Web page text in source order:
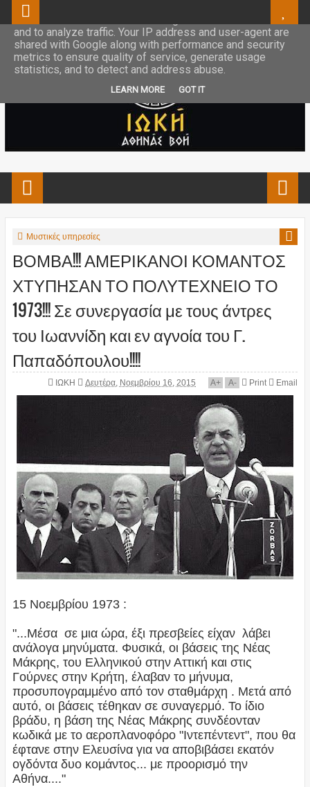
Μυστικές υπηρεσίες
ΒΟΜΒΑ!!! ΑΜΕΡΙΚΑΝΟΙ ΚΟΜΑΝΤΟΣ
ΧΤΥΠΗΣΑΝ ΤΟ ΠΟΛΥΤΕΧΝΕΙΟ ΤΟ
1973!!! Σε συνεργασία με τους άντρες
του Ιωαννίδη και εν αγνοία του Γ.
Παπαδόπουλου!!!!
ΙΩΚΗ Δευτέρα, Νοεμβρίου 16, 2015 A+ A- Print Email
15 Νοεμβρίου 1973 :
"...Μέσα σε μια ώρα, έξι πρεσβείες είχαν λάβει
ανάλογα μηνύματα. Φυσικά, οι βάσεις της Νέας
Μάκρης, του Ελληνικού στην Αττική και στις
Γούρνες στην Κρήτη, έλαβαν το μήνυμα,
προσυπογραμμένο από τον σταθμάρχη . Μετά από
αυτό, οι βάσεις τέθηκαν σε συναγερμό. Το ίδιο
βράδυ, η βάση της Νέας Μάκρης συνδέονταν
κωδικά με το αεροπλανοφόρο "Ιντεπέντεντ", που θα
έφτανε στην Ελευσίνα για να αποβιβάσει εκατόν
ογδόντα δυο κομάντος... με προορισμό την
Αθήνα...."
This site uses cookies from Google to deliver its services
and to analyze traffic. Your IP address and user-agent are
shared with Google along with performance and security
metrics to ensure quality of service, generate usage
statistics, and to detect and address abuse.
LEARN MORE GOT IT